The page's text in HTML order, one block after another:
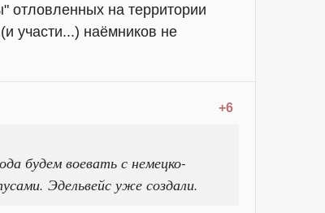
отловленных на территории
участи...) наёмников не
+6
будем воевать с немецко-
Эдельвейс уже создали.